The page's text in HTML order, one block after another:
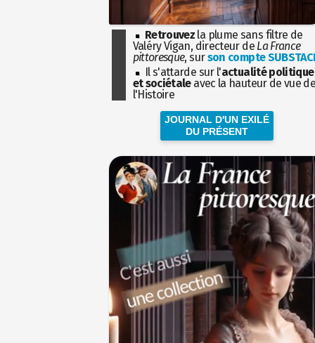
Retrouvez la plume sans filtre de
Valéry Vigan, directeur de La France
pittoresque, surson compte
Il s'attarde sur l'actualité politique
et sociétaleavec la hauteur de vue
l'Histoire
JOURNAL D'UN EXILÉ
DU PRÉSENT